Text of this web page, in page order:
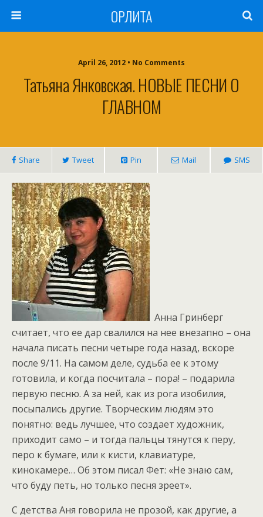
ОРЛИТА
April 26, 2012 • No Comments
Татьяна Янковская. НОВЫЕ ПЕСНИ О
ГЛАВНОМ
Share Tweet Pin Mail SMS
Анна Гринберг
считает, что ее дар свалился на нее внезапно – она
начала писать песни четыре года назад, вскоре
после 9/11. На самом деле, судьба ее к этому
готовила, и когда посчитала – пора! – подарила
первую песню. А за ней, как из рога изобилия,
посыпались другие. Творческим людям это
понятно: ведь лучшее, что создает художник,
приходит само – и тогда пальцы тянутся к перу,
перо к бумаге, или к кисти, клавиатуре,
кинокамере… Об этом писал Фет: «Не знаю сам,
что буду петь, но только песня зреет».
С детства Аня говорила не прозой, как другие, а